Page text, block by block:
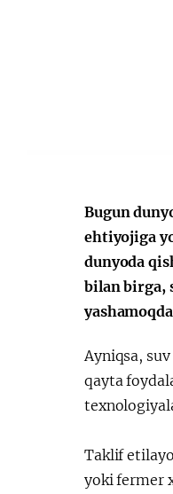
Bugun
ehtiyojiga
dunyoda
bilan birga,
Ayniqsa,
qayta
Taklif
yoki fermer